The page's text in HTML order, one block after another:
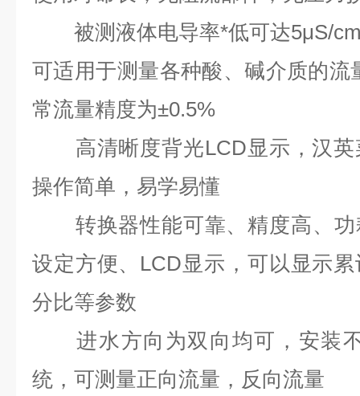
被测液体电导率*低可达5μS/cm
可适用于测量各种酸、碱介质的流
常流量精度为±0.5%
高清晰度背光LCD显示，汉英
操作简单，易学易懂
转换器性能可靠、精度高、功
设定方便、LCD显示，可以显示
分比等参数
进水方向为双向均可，安装
统，可测量正向流量，反向流量